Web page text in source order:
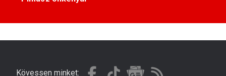
Kövessen minket: